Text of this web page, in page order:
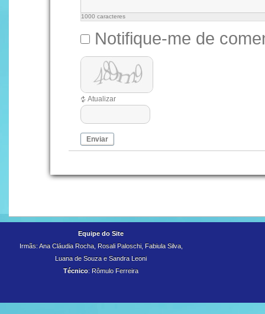
1000 caracteres
Notifique-me de
Atualizar
Enviar
Equipe do Site
Irmãs: Ana Cláudia Rocha, Rosali Paloschi, Fabiula Silva,
Luana de Souza eSandra Leoni
Técnico: Rômulo Ferreira